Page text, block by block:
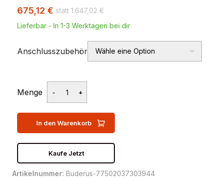
1.647,02 €
675,12 €
Lieferbar - In 1-3 Werktagen bei dir
Anschlusszubehör
Menge
In den Warenkorb
Kaufe Jetzt
Artikelnummer: Buderus-77502037303944